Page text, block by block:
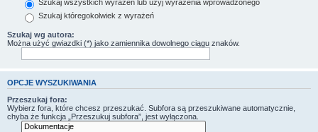
Szukaj wszystkich wyrażeń lub użyj wyrażenia wprowadzonego
Szukaj któregokolwiek z wyrażeń
Szukaj wg autora:
Można użyć gwiazdki (*) jako zamiennika dowolnego ciągu znaków.
OPCJE WYSZUKIWANIA
Przeszukaj fora:
Wybierz fora, które chcesz przeszukać. Subfora są przeszukiwane automatycznie,
chyba że funkcja „Przeszukuj subfora”, jest wyłączona.